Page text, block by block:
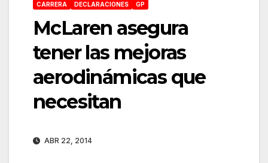
CARRERA DECLARACIONES GP
McLaren asegura
tener las mejoras
aerodinámicas que
necesitan
ABR 22, 2014